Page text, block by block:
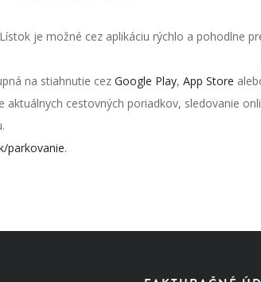
je možné cez aplikáciu rýchlo a pohodlne
na stiahnutie cez Google Play, App Store
cestovných poriadkov, sledovanie
parkovanie.